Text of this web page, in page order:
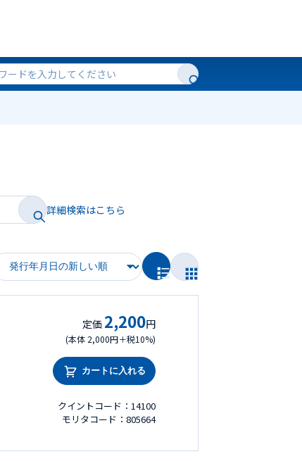
詳細検索はこちら
定価 2,200円
(本体 2,000円＋税10%)
カートに入れる
クイントコード：14100
モリタコード：805664